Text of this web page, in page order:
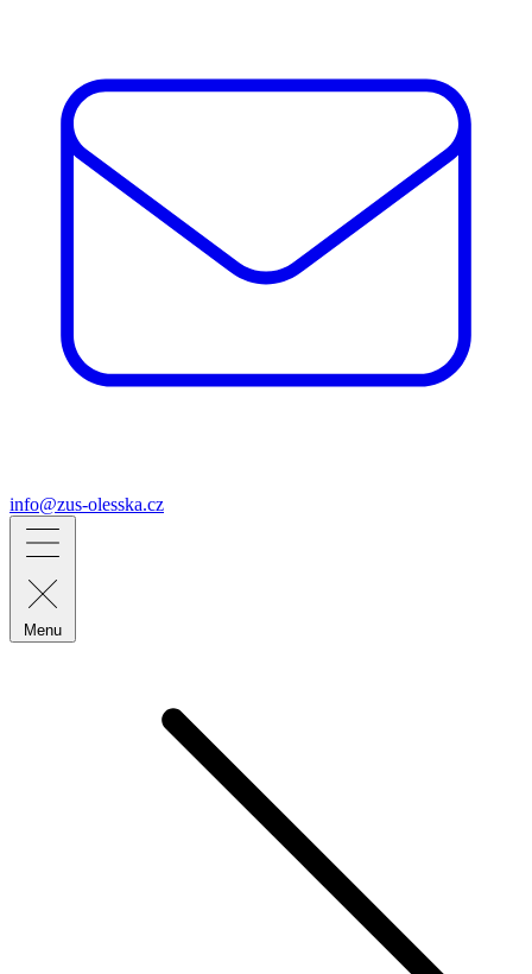
info@zus-olesska.cz
Menu